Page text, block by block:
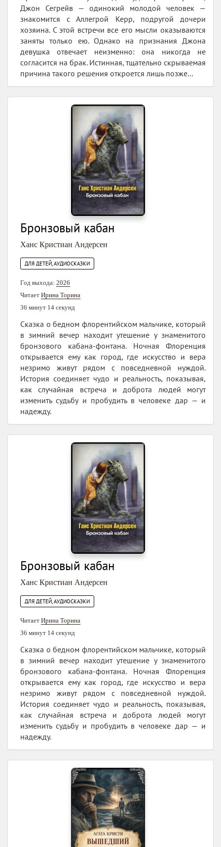
Джон Сегрейв — одинокий молодой человек —
знакомится с Аллегрой Керр, подругой дочери
хозяина. С этой встречи все его мысли оказываются
заняты только ею. Однако на признания Джона
девушка отвечает неизменно: она никогда не
согласится на брак. Истинная, тщательно скрываемая
причина такого решения откроется лишь позже…
Бронзовый кабан
Ханс Кристиан Андерсен
ДЛЯ ДЕТЕЙ, АУДИОСКАЗКИ
Год выхода: 2026
Читает Ирина Торина
36 минут 14 секунд
Сказка о бедном флорентийском мальчике, который
в зимний вечер находит утешение у знаменитого
бронзового кабана-фонтана. Ночная Флоренция
открывается ему как город, где искусство и вера
незримо живут рядом с повседневной нуждой.
История соединяет чудо и реальность, показывая,
как случайная встреча и доброта людей могут
изменить судьбу и пробудить в человеке дар — и
надежду.
Бронзовый кабан
Ханс Кристиан Андерсен
ДЛЯ ДЕТЕЙ, АУДИОСКАЗКИ
Читает Ирина Торина
36 минут 14 секунд
Сказка о бедном флорентийском мальчике, который
в зимний вечер находит утешение у знаменитого
бронзового кабана-фонтана. Ночная Флоренция
открывается ему как город, где искусство и вера
незримо живут рядом с повседневной нуждой.
История соединяет чудо и реальность, показывая,
как случайная встреча и доброта людей могут
изменить судьбу и пробудить в человеке дар — и
надежду.